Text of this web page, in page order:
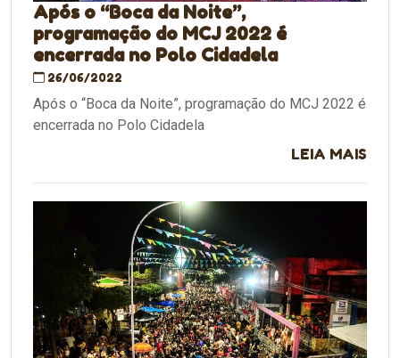
Após o “Boca da Noite”,
programação do MCJ 2022 é
encerrada no Polo Cidadela
26/06/2022
Após o “Boca da Noite”, programação do MCJ 2022 é
encerrada no Polo Cidadela
LEIA MAIS